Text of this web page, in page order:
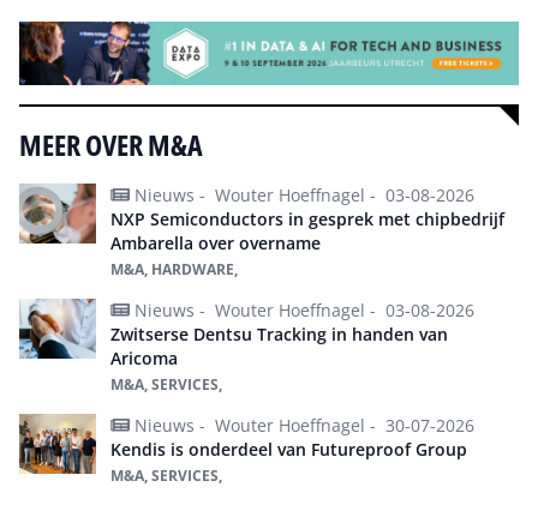
MEER OVER M&A
Nieuws - Wouter Hoeffnagel - 03-08-2026
NXP Semiconductors in gesprek met chipbedrijf
Ambarella over overname
M&A, HARDWARE,
Nieuws - Wouter Hoeffnagel - 03-08-2026
Zwitserse Dentsu Tracking in handen van
Aricoma
M&A, SERVICES,
Nieuws - Wouter Hoeffnagel - 30-07-2026
Kendis is onderdeel van Futureproof Group
M&A, SERVICES,